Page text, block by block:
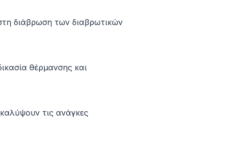
διάβρωση των διαβρωτικών
θέρμανσης και
τις ανάγκες